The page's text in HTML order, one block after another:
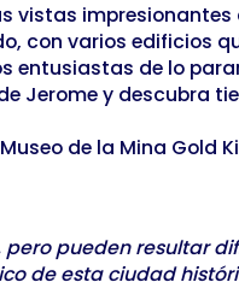
vistas
con varios edificios
entusiastas de lo
Jerome y descubra
de la Mina
pueden resultar
de esta ciudad